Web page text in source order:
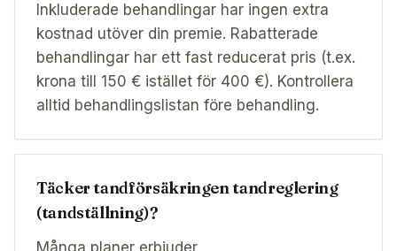
Inkluderade behandlingar har ingen extra
kostnad utöver din premie. Rabatterade
behandlingar har ett fast reducerat pris (t.ex.
krona till 150 € istället för 400 €). Kontrollera
alltid behandlingslistan före behandling.
Täcker tandförsäkringen tandreglering
(tandställning)?